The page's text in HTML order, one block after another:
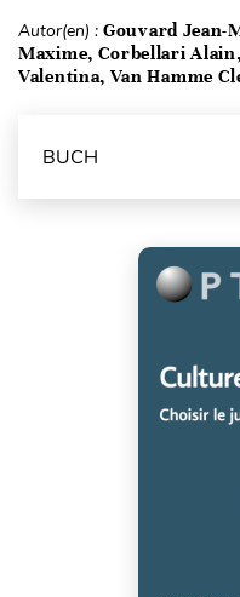
Autor(en) : Gouvard Jean-
Maxime, Corbellari
Valentina, Van Hamme
BUCH